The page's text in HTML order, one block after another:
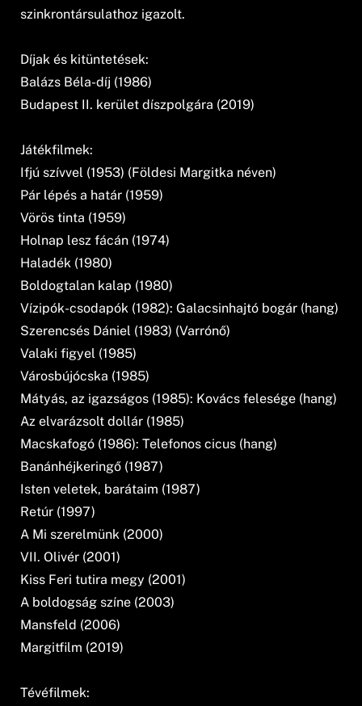
szinkrontársulathoz igazolt.
Díjak és kitüntetések:
Balázs Béla-díj (1986)
Budapest II. kerület díszpolgára (2019)
Játékfilmek:
Ifjú szívvel (1953) (Földesi Margitka néven)
Pár lépés a határ (1959)
Vörös tinta (1959)
Holnap lesz fácán (1974)
Haladék (1980)
Boldogtalan kalap (1980)
Vízipók-csodapók (1982): Galacsinhajtó bogár (hang)
Szerencsés Dániel (1983) (Varrónő)
Valaki figyel (1985)
Városbújócska (1985)
Mátyás, az igazságos (1985): Kovács felesége (hang)
Az elvarázsolt dollár (1985)
Macskafogó (1986): Telefonos cicus (hang)
Banánhéjkeringő (1987)
Isten veletek, barátaim (1987)
Retúr (1997)
A Mi szerelmünk (2000)
VII. Olivér (2001)
Kiss Feri tutira megy (2001)
A boldogság színe (2003)
Mansfeld (2006)
Margitfilm (2019)
Tévéfilmek: